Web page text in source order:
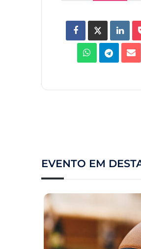
EVENTO EM